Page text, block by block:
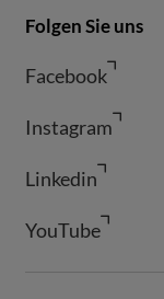
Folgen Sie uns
Facebook
Instagram
Linkedin
YouTube